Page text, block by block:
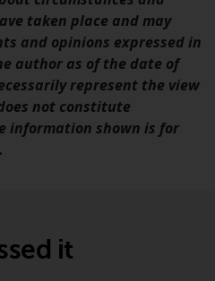
im Sinne
1
3 und Abs.
Anleger“).
von Redwheel
in der Schweiz
Helvetische
taken place and may
and opinions expressed in
author as of the date of
represent the view
not constitute
information shown is for
it